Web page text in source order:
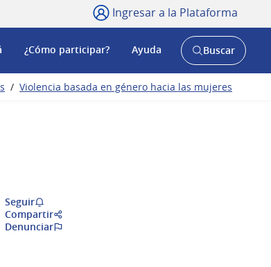
Ingresar a la Plataforma
¿Cómo participar? Ayuda
Abrir
y
Buscar
/ Violencia basada en género hacia las mujeres
Seguir
Compartir
Denunciar